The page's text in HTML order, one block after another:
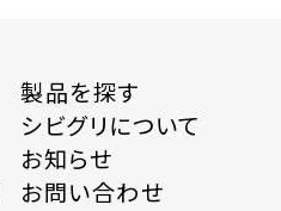
製品を探す
シビグリについて
お知らせ
お問い合わせ